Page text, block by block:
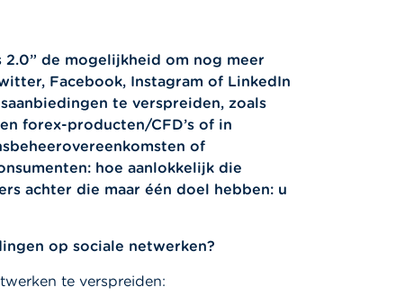
de mogelijkheid om nog meer
Facebook, Instagram of LinkedIn
te verspreiden, zoals
forex-producten/CFD’s of in
of
hoe aanlokkelijk die
achter die maar één doel hebben: u
op sociale netwerken?
te verspreiden: